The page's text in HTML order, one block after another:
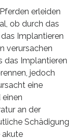
erleiden
ob durch das
Implantieren
verursachen
das Implantieren
jedoch
eine
an der
Schädigung
akute